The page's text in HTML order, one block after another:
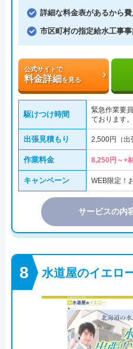
詳細な料金表があるから
市区町村の指定給水工事
公式サイトで
料金詳細を見る
駆けつけ時間
緊急作業要
ております。
出張見積もり 2,500円（出
作業料金 8,250円～+
キャンペーン WEB限定！
サービスの内
水道屋のイエロ